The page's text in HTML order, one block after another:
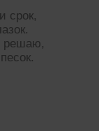
срок,
решаю,